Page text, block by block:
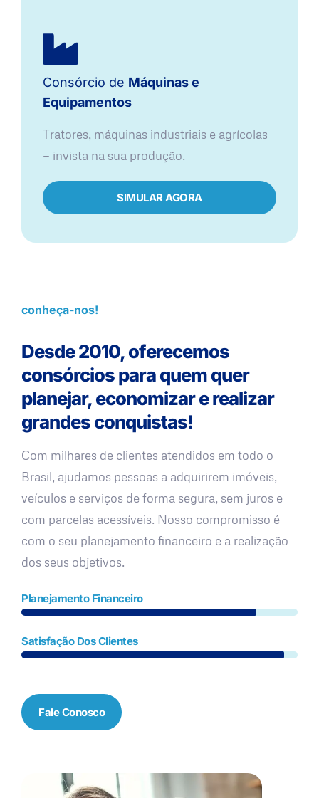
Consórcio de Máquinas e
Equipamentos
Tratores, máquinas industriais e agrícolas
— invista na sua produção.
SIMULAR AGORA
conheça-nos!
Desde 2010, oferecemos
consórcios para quem quer
planejar, economizar e realizar
grandes conquistas!
Com milhares de clientes atendidos em todo o
Brasil, ajudamos pessoas a adquirirem imóveis,
veículos e serviços de forma segura, sem juros e
com parcelas acessíveis. Nosso compromisso é
com o seu planejamento financeiro e a realização
dos seus objetivos.
Planejamento Financeiro
Satisfação Dos Clientes
Fale Conosco